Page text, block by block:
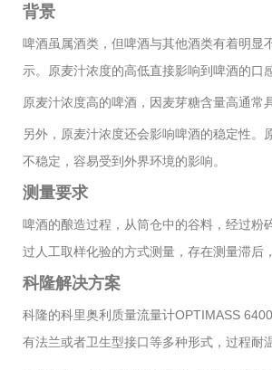
背景
啤酒虽属酒类，但啤酒与其他酒类有着明显
示。原麦汁浓度的高低直接影响到啤酒的口
原麦汁浓度高的啤酒，因麦芽糖含量高通常
另外，原麦汁浓度还会影响啤酒的稳定性
不稳定，容易受到外界环境的影响。
测量要求
啤酒的酿造过程，从筒仓中的谷料，经过粉
过人工取样化验的方式测量，存在测量滞后
科隆解决方案
科隆的科里奥利质量流量计OPTIMASS
有法兰或者卫生型接口等多种形式，过程